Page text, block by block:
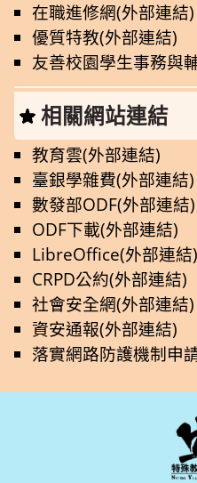
在職進修網(外部連結)
優質特教(外部連結)
友善校園學生事務與
相關網站連結
教育雲(外部連結)
臺銀學雜費(外部連結)
數發部ODF(外部連結)
ODF下載(外部連結)
LibreOffice(外部連結)
CRPD公約(外部連結)
社會安全網(外部連結)
資安通報(外部連結)
落實網路防護機制申